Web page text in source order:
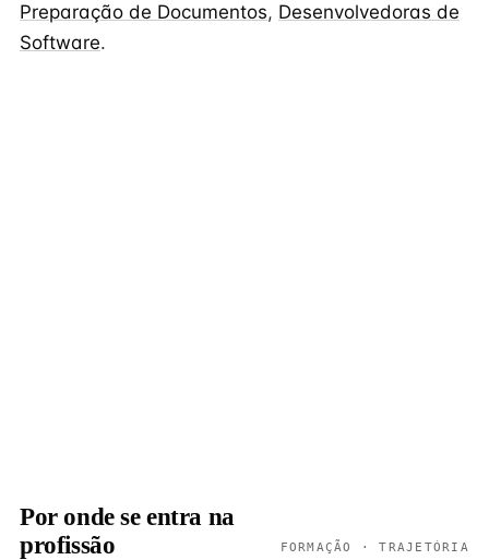
Preparação de Documentos, Desenvolvedoras de
Software.
Por onde se entra na
profissão
FORMAÇÃO · TRAJETÓRIA